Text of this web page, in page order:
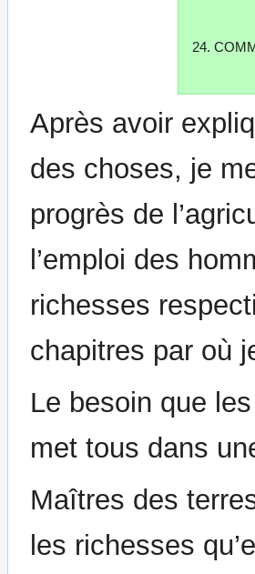
24.
Après avoir
des choses, je
progrès de
l’emploi des
richesses
chapitres par où
Le besoin que
met tous dans
Maîtres des
les richesses